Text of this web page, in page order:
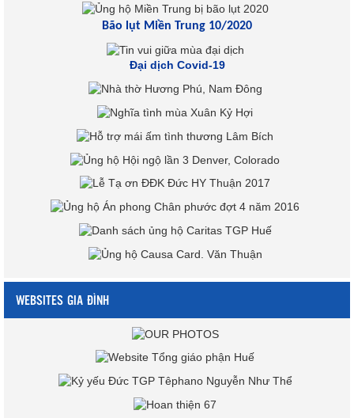
Bão lụt Miền Trung 10/2020
Đại dịch Covid-19
WEBSITES GIA ĐÌNH